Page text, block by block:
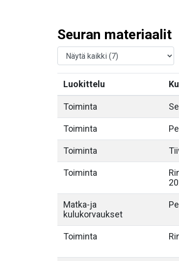
Seuran materiaalit
Luokittelu
Toiminta
Toiminta
Toiminta
Toiminta
Matka-ja
kulukorvaukset
Toiminta